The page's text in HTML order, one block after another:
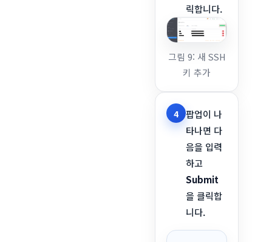
릭합니다.
그림 9: 새 SSH
키 추가
4
팝업이 나
타나면 다
음을 입력
하고
Submit
을 클릭합
니다.